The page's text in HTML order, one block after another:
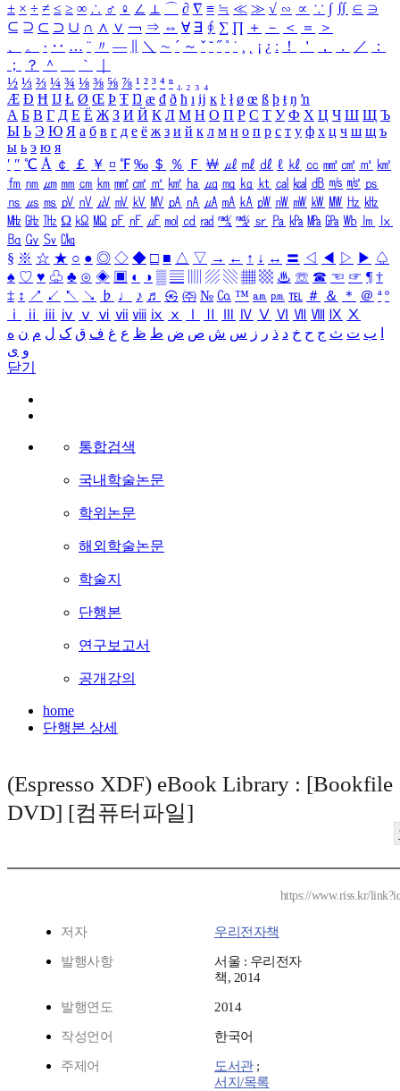
± × ÷ ≠ ≤ ≥ ∞ ∴ ♂ ♀ ∠ ⊥ ⌒ ∂ ∇ ≡ ≒ ≪ ≫ √ ∽ ∝ ∵ ∫ ∬ ∈ ∋
⊆ ⊇ ⊂ ⊃ ∪ ∩ ∧ ∨ ￢ ⇒ ⇔ ∀ ∃ ∮ ∑ ∏ ＋ － ＜ ＝
＞
、
。 · ‥ … ¨ 〃 ― ＼ ∼ ´ ～ ˇ ˘ ˝ ˚ ˙ ¸ ¡ ¿ ː ！ ＇ ， ． ／
：
；
？ ＾ ｀
½ ⅓ ⅔ ¼ ¾ ⅛ ⅜ ⅝ ⅞ ¹ ² ³ ⁴ ⁿ ₁ ₂ ₃ ₄
Æ Ð Ħ Ĳ Ł Ø Œ Þ Ŧ Ŋ æ đ ð ħ ı ĳ ĸ ŀ ł ø œ ß þ ŧ ŋ ŉ
А Б В Г Д Е Ё Ж З И Й К Л М Н О П Р С Т У Ф Х Ц Ч Ш Щ Ъ
Ы Ь Э Ю Я а б в г д е ё ж з и й к л м н о п р с т у ф х ц ч ш щ ъ
ы ь э ю я
′ ″ ℃ Å ￠ ￡ ￥ ¤ ℉ ‰ ＄ ％ Ｆ ￦ ㎕ ㎖ ㎗ ℓ ㎘ ㏄ ㎣ ㎤ ㎥ ㎦
㎙ ㎚ ㎛ ㎜ ㎝ ㎞ ㎟ ㎠ ㎡ ㎢ ㏊ ㎍ ㎎ ㎏ ㏏ ㎈ ㎉ ㏈ ㎧ ㎨ ㎰
㎱ ㎲ ㎳ ㎴ ㎵ ㎶ ㎷ ㎸ ㎹ ㎀ ㎁ ㎂ ㎃ ㎄ ㎺ ㎻ ㎽ ㎾ ㎿ ㎐ ㎑
㎒ ㎓ ㎔ Ω ㏀ ㏁ ㎊ ㎋ ㎌ ㏖ ㏅ ㎭ ㎮ ㎯ ㏛ ㎩ ㎪ ㎫ ㎬ ㏝ ㏐
㏓
㏃ ㏉ ㏜ ㏆
§ ※ ☆ ★ ○ ● ◎ ◇ ◆ □ ■ △ ▽ → ← ↑ ↓ ↔ 〓 ◁ ◀ ▷ ▶ ♤
♠ ♡ ♥ ♧ ♣ ⊙ ◈ ▣ ◐ ◑ ▒ ▤ ▨ ▧ ▦ ▩ ♨ ☏ ☎ ☜ ☞ ¶ †
‡ ↕ ↗ ↙ ↖ ↘ ♭ ♩ ♪ ♬ ㉿ ㈜ № ㏇ ™ ㏂ ㏘ ℡ ＃ ＆ ＊ ＠ ª º
ⅰ
ⅱ ⅲ ⅳ ⅴ ⅵ ⅶ ⅷ ⅸ ⅹ Ⅳ Ⅴ Ⅵ Ⅶ Ⅷ Ⅸ Ⅹ
ب ت ث ج ح خ د ذ ر ز س ش ص ض ط ظ ع غ ف ق ک ل م ن ه
و ی
닫기
통합검색
국내학술논문
학위논문
해외학술논문
학술지
단행본
연구보고서
공개강의
home
단행본 상세
(Espresso XDF) eBook Library : [Bookfile
DVD] [컴퓨터파일]
https://www.riss.kr/
저자 우리전자책
발행사항
서울 : 우리전자
책, 2014
발행연도 2014
작성언어 한국어
주제어 도서관;
서지/목록